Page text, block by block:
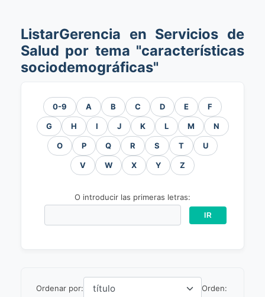
ListarGerencia en Servicios de
Salud por tema "características
sociodemográficas"
0-9 A B C D E F
G H I J K L M N
O P Q R S T U
V W X Y Z
O introducir las primeras letras:
Ordenar por: Orden: